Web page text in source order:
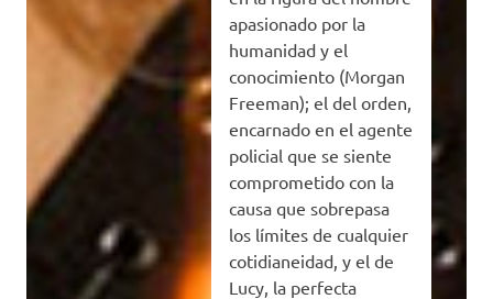
apasionado por la
humanidad y el
conocimiento (Morgan
Freeman); el del orden,
encarnado en el agente
policial que se siente
comprometido con la
causa que sobrepasa
los límites de cualquier
cotidianeidad, y el de
Lucy, la perfecta